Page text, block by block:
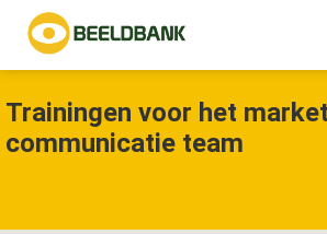
Trainingen voor het
communicatie team